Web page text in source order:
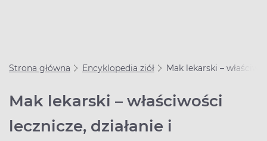
Strona główna Encyklopedia ziół Mak lekarski –
Mak lekarski – właściwości
lecznicze, działanie i